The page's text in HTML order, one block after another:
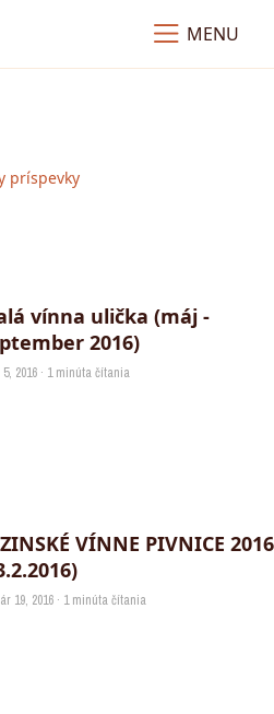
MENU
príspevky
vínna ulička (máj -
2016)
2016 · 1 minúta čítania
VÍNNE PIVNICE 2016
19, 2016 · 1 minúta čítania